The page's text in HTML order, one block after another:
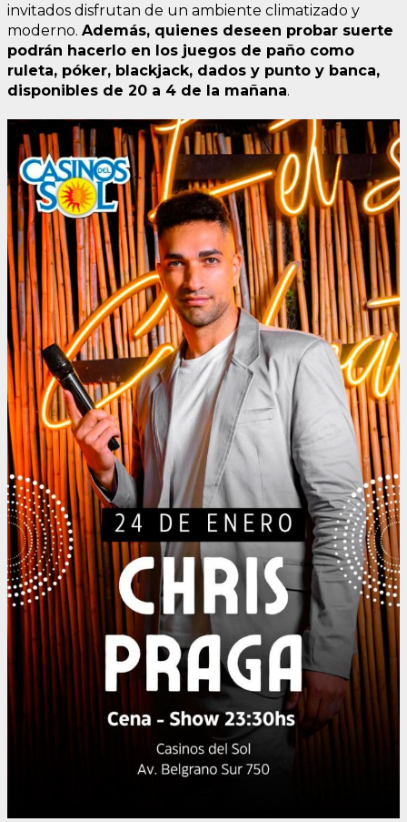
invitados disfrutan de un ambiente climatizado y
moderno. Además, quienes deseen probar suerte
podrán hacerlo en los juegos de paño como
ruleta, póker, blackjack, dados y punto y banca,
disponibles de 20 a 4 de la mañana.